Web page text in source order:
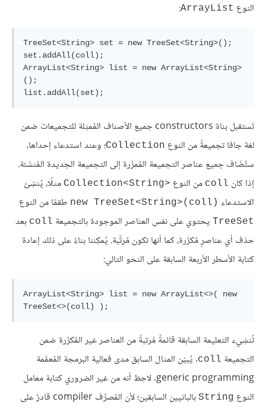
النوع ArrayList
:
TreeSet<String> set = new TreeSet<String>();
set.addAll(coll);
ArrayList<String> list = new ArrayList<String>
();
تَستقبل بناة constructors جميع الأصناف المُمثِلة للتجميعات ضمن
لغة جافا تجميعةً من النوع Collection؛ وعند استدعاء إحداها،
ستُضَاف جميع عناصر التجميعة المُمرَّرة إلى التجميعة الجديدة المُنشَئة.
إذا كان coll من النوع Collection<String>‎ مثلًا، يُنشِئ
الاستدعاء new TreeSet<String>(coll)‎ طقمًا من النوع
TreeSet يحتوي على نفس العناصر الموجودة بالتجميعة coll بعد
حذف أي عناصرٍ مُكرَّرة، كما أنها تكون مُرتَّبة. يُمكِننا بناءً على ذلك إعادة
كتابة الأسطر الأربعة السابقة على النحو التالي:
ArrayList<String> list = new ArrayList<>( new
تُنشِيء التعليمة السابقة قائمةً مُرتبةً من العناصر غير المُكرَّرة ضمن
التجميعة coll. يُبيّن المثال السابق مدى فعالية البرمجة المُعمَّمة
generic programming. لاحِظ أنه من غير الضروري كتابة معامل
النوع String
بالبانيين السابقين؛ لأن المُصرِّف compiler قادرٌ على